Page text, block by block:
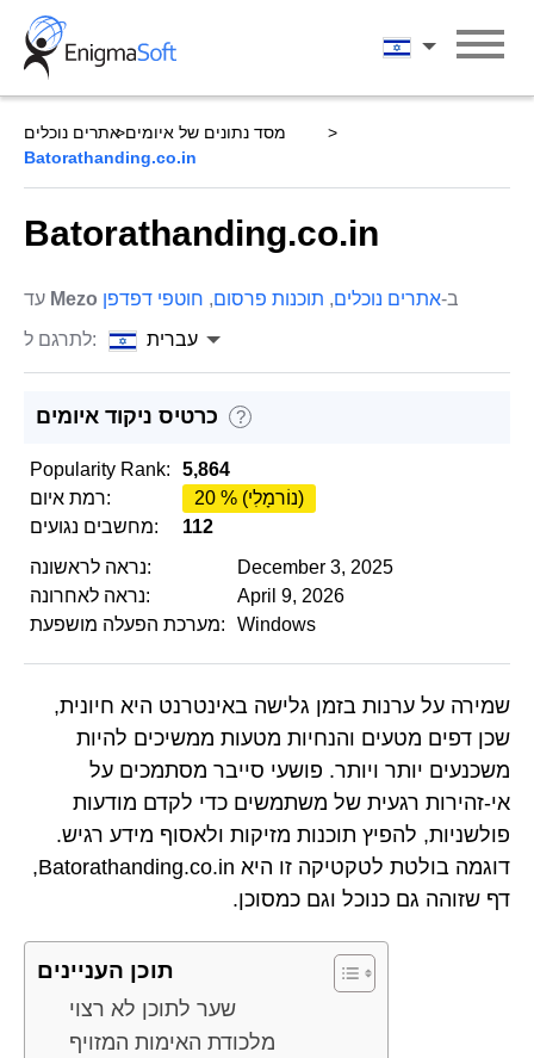
Skip
content
עברית
מסד נתונים של איומים אתרים נוכלים
Batorathanding.co.in
Batorathanding.co.in
Mezo ב-אתרים נוכלים, תוכנות פרסום, חוטפי דפדפן
לתרגם ל:
עברית
כרטיס ניקוד איומים ?
Popularity Rank:
5,864
רמת איום:
20 % (נוֹרמָלִי)
מחשבים נגועים:
112
נראה לראשונה:
December 3, 2025
נראה לאחרונה:
April 9, 2026
מערכת הפעלה מושפעת:
Windows
שמירה על ערנות בזמן גלישה באינטרנט היא חיונית,
שכן דפים מטעים והנחיות מטעות ממשיכים להיות
משכנעים יותר ויותר. פושעי סייבר מסתמכים על
אי-זהירות רגעית של משתמשים כדי לקדם מודעות
פולשניות, להפיץ תוכנות מזיקות ולאסוף מידע רגיש.
דוגמה בולטת לטקטיקה זו היא Batorathanding.co.in,
דף שזוהה גם כנוכל וגם כמסוכן.
תוכן העניינים
שער לתוכן לא רצוי
מלכודת האימות המזויף